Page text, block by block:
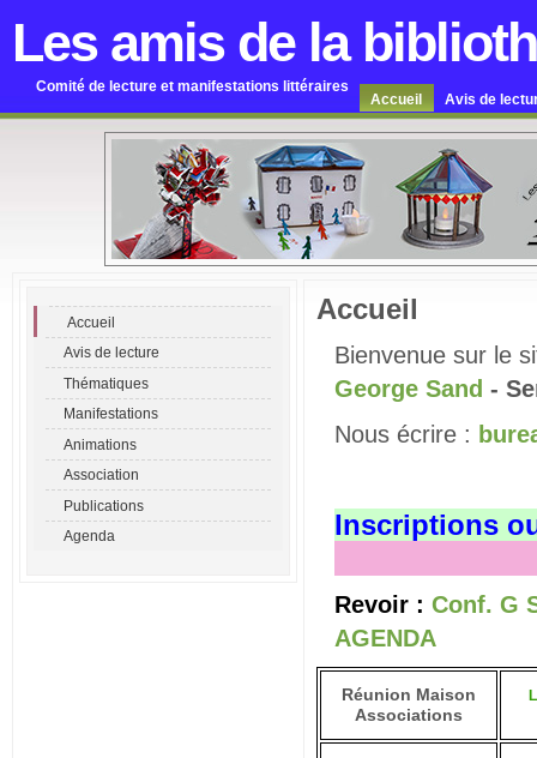
Les amis de la
Comité de lecture et manifestations littéraires
Accueil Avis de
Accueil
Avis de lecture
Thématiques
Manifestations
Animations
Association
Publications
Agenda
Accueil
Bienvenue sur le
George Sand -
Nous écrire :
Inscriptions
Revoir : Conf. G
AGENDA
Réunion Maison
Associations